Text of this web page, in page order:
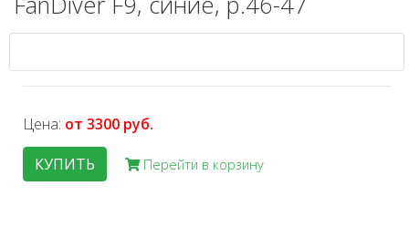
Цена: от 3300 руб.
КУПИТЬ
Перейти в корзину